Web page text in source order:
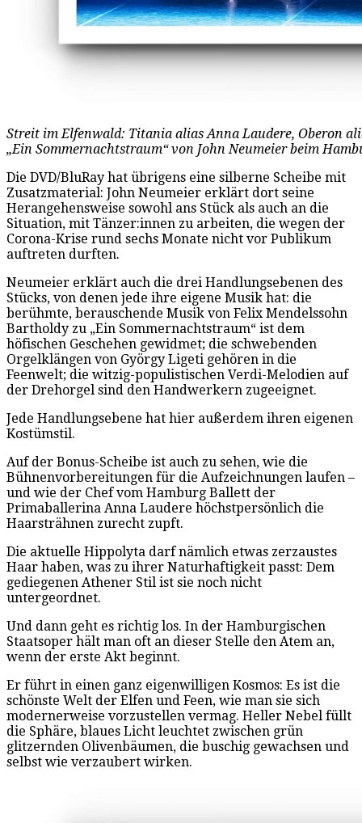
Streit im Elfenwald: Titania alias Anna Laudere, Oberon
„Ein Sommernachtstraum“ von John Neumeier beim
Die DVD/BluRay hat übrigens eine silberne Scheibe mit
Zusatzmaterial: John Neumeier erklärt dort seine
Herangehensweise sowohl ans Stück als auch an die
Situation, mit Tänzer:innen zu arbeiten, die wegen der
Corona-Krise rund sechs Monate nicht vor Publikum
auftreten durften.
Neumeier erklärt auch die drei Handlungsebenen des
Stücks, von denen jede ihre eigene Musik hat: die
berühmte, berauschende Musik von Felix Mendelssohn
Bartholdy zu „Ein Sommernachtstraum“ ist dem
höfischen Geschehen gewidmet; die schwebenden
Orgelklängen von György Ligeti gehören in die
Feenwelt; die witzig-populistischen Verdi-Melodien auf
der Drehorgel sind den Handwerkern zugeeignet.
Jede Handlungsebene hat hier außerdem ihren eigenen
Kostümstil.
Auf der Bonus-Scheibe ist auch zu sehen, wie die
Bühnenvorbereitungen für die Aufzeichnungen laufen –
und wie der Chef vom Hamburg Ballett der
Primaballerina Anna Laudere höchstpersönlich die
Haarsträhnen zurecht zupft.
Die aktuelle Hippolyta darf nämlich etwas zerzaustes
Haar haben, was zu ihrer Naturhaftigkeit passt: Dem
gediegenen Athener Stil ist sie noch nicht
untergeordnet.
Und dann geht es richtig los. In der Hamburgischen
Staatsoper hält man oft an dieser Stelle den Atem an,
wenn der erste Akt beginnt.
Er führt in einen ganz eigenwilligen Kosmos: Es ist die
schönste Welt der Elfen und Feen, wie man sie sich
modernerweise vorzustellen vermag. Heller Nebel füllt
die Sphäre, blaues Licht leuchtet zwischen grün
glitzernden Olivenbäumen, die buschig gewachsen und
selbst wie verzaubert wirken.